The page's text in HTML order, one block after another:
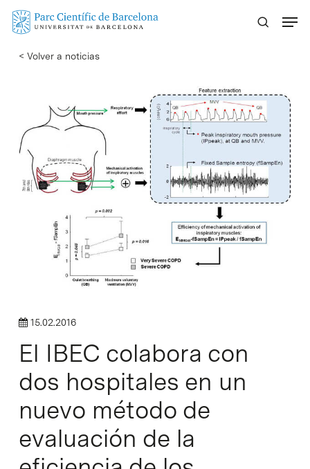
Skip
content
< Volver a noticias
15.02.2016
El IBEC colabora con
dos hospitales en un
nuevo método de
evaluación de la